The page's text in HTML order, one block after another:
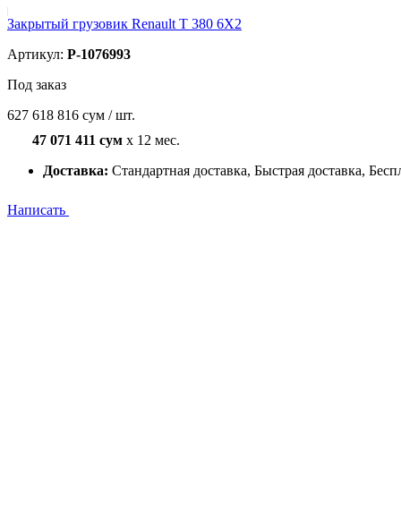
Закрытый грузовик Renault T 380 6X2
Артикул: P-1076993
Под заказ
627 618 816 сум / шт.
47 071 411 сум x 12 мес.
Доставка: Стандартная доставка, Быстрая доставка,
Написать